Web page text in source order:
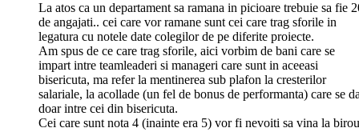
La atos ca un departament sa ramana in picioare trebuie sa fie
de angajati.. cei care vor ramane sunt cei care trag sforile in
legatura cu notele date colegilor de pe diferite proiecte.
Am spus de ce care trag sforile, aici vorbim de bani care se
impart intre teamleaderi si manageri care sunt in aceeasi
bisericuta, ma refer la mentinerea sub plafon la cresterilor
salariale, la acollade (un fel de bonus de performanta) care se
doar intre cei din bisericuta.
Cei care sunt nota 4 (inainte era 5) vor fi nevoiti sa vina la